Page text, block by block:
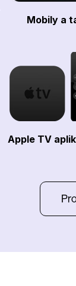
Mobily a
Apple TV